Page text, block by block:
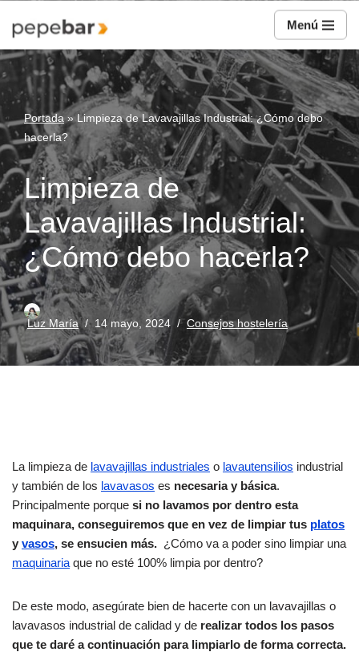
Saltar
al
contenido
Menú
Portada »Limpieza de Lavavajillas Industrial: ¿Cómo debo
hacerla?
Limpieza de
Lavavajillas Industrial:
¿Cómo debo hacerla?
Luz María 14 mayo, 2024 Consejos hostelería
La limpieza de lavavajillas industriales o lavautensilios industrial
y también de los lavavasos es necesaria y básica.
Principalmente porque si no lavamos por dentro esta
maquinara, conseguiremos que en vez de limpiar tus platos
y vasos, se ensucien más. ¿Cómo va a poder sino limpiar una
maquinaria que no esté 100% limpia por dentro?
De este modo, asegúrate bien de hacerte con un lavavajillas o
lavavasos industrial de calidad y de realizar todos los pasos
que te daré a continuación para limpiarlo de forma correcta.